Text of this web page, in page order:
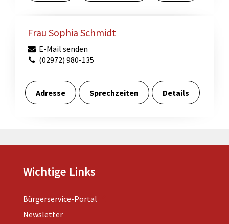
Frau Sophia Schmidt
E-Mail senden
(02972) 980-135
Adresse Sprechzeiten Details
Wichtige Links
Bürgerservice-Portal
Newsletter